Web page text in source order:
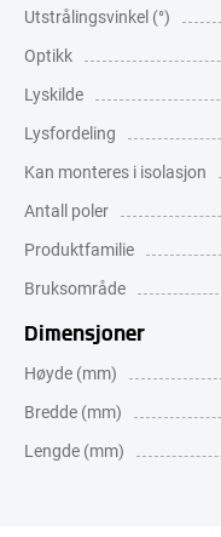
Utstrålingsvinkel (°)
Optikk
Lyskilde
Lysfordeling
Kan monteres i isolasjon
Antall poler
Produktfamilie
Bruksområde
Dimensjoner
Høyde (mm)
Bredde (mm)
Lengde (mm)